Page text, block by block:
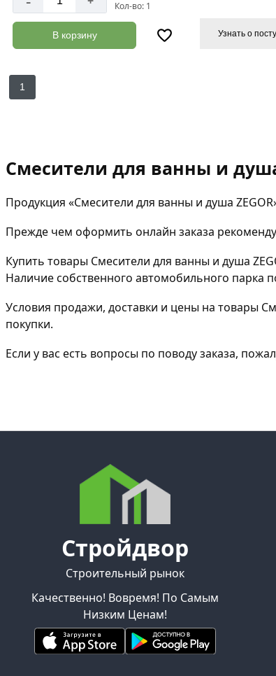
Кол-во: 1
В корзину Узнать о
1
Смесители для ванны и
Продукция «Смесители для ванны и душа
Прежде чем оформить онлайн заказа
Купить товары Смесители для ванны и душа
Наличие собственного автомобильного парка
Условия продажи, доставки и цены на товары
покупки.
Если у вас есть вопросы по поводу заказа,
Стройдвор
Строительный рынок
Качественно! Вовремя! По Самым
Низким Ценам!